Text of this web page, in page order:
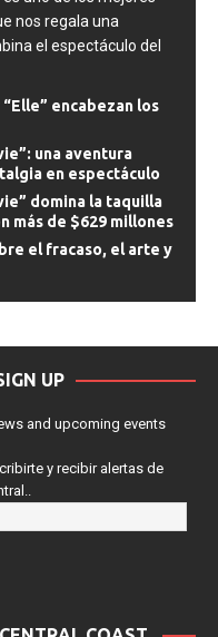
uno de los mejores
nos regala una
el espectáculo del
encabezan los
una aventura
en espectáculo
domina la taquilla
de $629 millones
el fracaso, el arte y
UP
and upcoming events
y recibir alertas de